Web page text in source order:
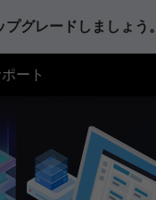
グレードしましょう。
ート